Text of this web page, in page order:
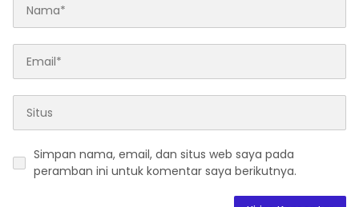
Simpan nama, email, dan situs web saya pada
peramban ini untuk komentar saya berikutnya.